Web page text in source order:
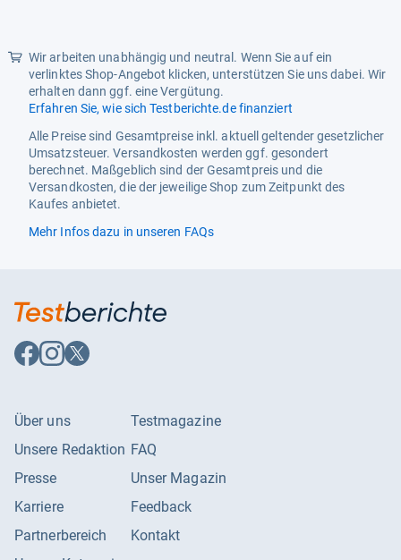
Hardwareschnittstelle 2,5mm-audio
Herkunftsland china
Höhe 9H cm
Kompatible Geräte kopfhörer, lautsprecher
Konnektivitätstechnologie
Lautsprecher-
1 watt
Länge
Material
Netzwerkverbindung usb
Produkt-Features
Produktabmessungen 16l x 7b x 9h cm
Produktart
Wir arbeiten unabhängig und neutral. Wenn Sie auf ein
verlinktes Shop-Angebot klicken, unterstützen Sie uns dabei. Wir
erhalten dann ggf. eine Vergütung.
Erfahren Sie, wie sich Testberichte.de finanziert
Alle Preise sind Gesamtpreise inkl. aktuell geltender gesetzlicher
Umsatzsteuer. Versandkosten werden ggf. gesondert
berechnet. Maßgeblich sind der Gesamtpreis und die
Versandkosten, die der jeweilige Shop zum Zeitpunkt des
Kaufes anbietet.
Mehr Infos dazu in unseren FAQs
Auf
Facebook
Auf
Instagram
Auf
X
Über uns
Unsere Redaktion
Presse
Karriere
Partnerbereich
Testmagazine
FAQ
Unser Magazin
Feedback
Kontakt